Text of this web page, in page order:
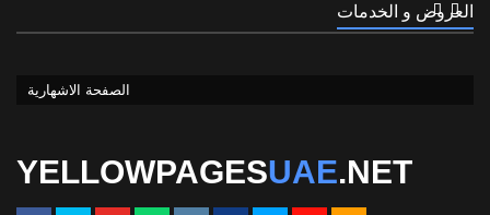
العروض و الخدمات
الصفحة الاشهارية
YELLOWPAGESUAE.NET